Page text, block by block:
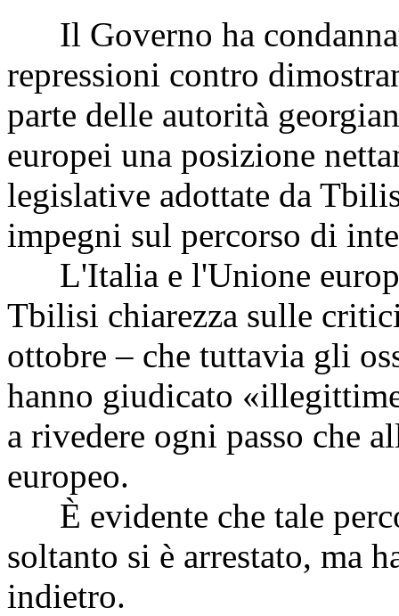
Il Governo ha
repressioni contro
parte delle autorità
europei una posizione
legislative adottate da
impegni sul percorso di
L'Italia e l'Unione
Tbilisi chiarezza sulle
ottobre – che tuttavia gli
hanno giudicato
a rivedere ogni passo che
europeo.
È evidente che tale
soltanto si è arrestato, ma
indietro.